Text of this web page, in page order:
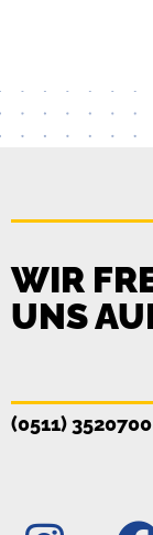
WIR
UNS
(0511) 3520700